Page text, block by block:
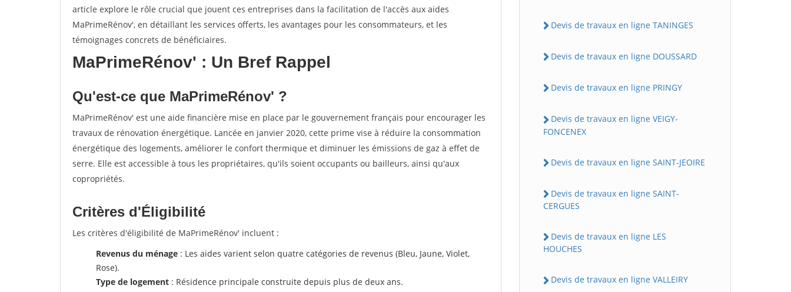
article explore le rôle crucial que jouent ces entreprises dans la facilitation de l'accès aux aides
MaPrimeRénov', en détaillant les services offerts, les avantages pour les consommateurs, et les
témoignages concrets de bénéficiaires.
MaPrimeRénov' : Un Bref Rappel
Qu'est-ce que MaPrimeRénov' ?
MaPrimeRénov' est une aide financière mise en place par le gouvernement français pour encourager les
travaux de rénovation énergétique. Lancée en janvier 2020, cette prime vise à réduire la consommation
énergétique des logements, améliorer le confort thermique et diminuer les émissions de gaz à effet de
serre. Elle est accessible à tous les propriétaires, qu'ils soient occupants ou bailleurs, ainsi qu'aux
copropriétés.
Critères d'Éligibilité
Les critères d'éligibilité de MaPrimeRénov' incluent :
Revenus du ménage : Les aides varient selon quatre catégories de revenus (Bleu, Jaune, Violet,
Rose).
Type de logement : Résidence principale construite depuis plus de deux ans.
Devis de travaux en ligne TANINGES
Devis de travaux en ligne DOUSSARD
Devis de travaux en ligne PRINGY
Devis de travaux en ligne VEIGY-
FONCENEX
Devis de travaux en ligne SAINT-JEOIRE
Devis de travaux en ligne SAINT-
CERGUES
Devis de travaux en ligne LES
HOUCHES
Devis de travaux en ligne VALLEIRY